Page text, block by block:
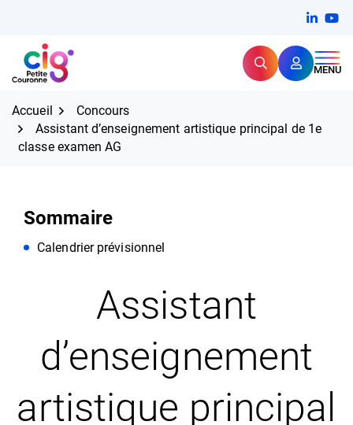
contenu
CIG Petite Couronne RechercherMENU
Expertise et proximité pour
Accueil
Concours
Assistant d’enseignement artistique principal de 1e
classe examen AG
Sommaire
Calendrier prévisionnel
Assistant
d’enseignement
artistique principal